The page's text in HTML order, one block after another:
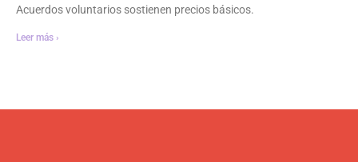
Acuerdos voluntarios sostienen precios básicos.
Leer más ›